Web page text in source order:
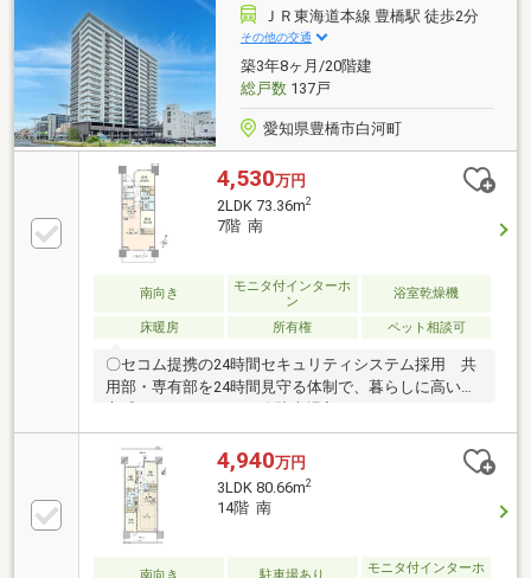
犯性を高めるオートロック導入！◆「平子小学校」
「左京山中学校」まで徒歩約7分、子育て世帯にもお
すすめの立地です！◆「マックスバリュ(左京山店)」
まで徒歩約4分！日々のお買い物も楽々です！
ＪＲ東海道本線 豊橋駅 徒歩2分
その他の交通
築3年8ヶ月/20階建
総戸数137戸
愛知県豊橋市白河町
4,530万円
2LDK 73.36m2
7階 南
南向き
モニタ付インターホ
ン
浴室乾燥機
床暖房 所有権 ペット相談可
〇セコム提携の24時間セキュリティシステム採用 共
用部・専有部を24時間見守る体制で、暮らしに高い安
操作可能なリングシャッターゲート付〇24時間ゴミス
テーション〇ペット飼育可能(細則あり) 大切な家族
の一員と一緒に暮らせる住環境です。〇全居室に収納
スペース有〇キッチンにはお料理後に便利な 食洗
機・ディスポーザー付き〇魔法びん浴槽採用〇梅雨の
時期や雨の日に嬉しい ガス温水式浴室暖房乾燥機付
き〇高効率給湯機「ecoジョーズ」採用
4,940万円
3LDK 80.66m2
14階 南
モニタ付インターホ